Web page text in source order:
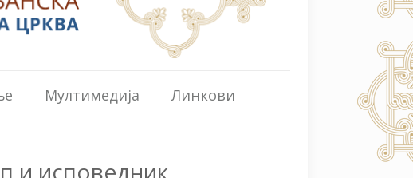
Мултимедија Линкови
и исповедник,